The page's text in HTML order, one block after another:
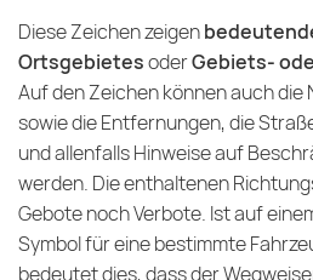
Diese Zeichen zeigen
OrtsgebietesoderGebiets-
Auf den Zeichen können auch die
sowie die Entfernungen, die
und allenfalls Hinweise auf
werden. Die enthaltenen
Gebote noch Verbote. Ist auf
Symbol für eine bestimmte
bedeutet dies, dass der